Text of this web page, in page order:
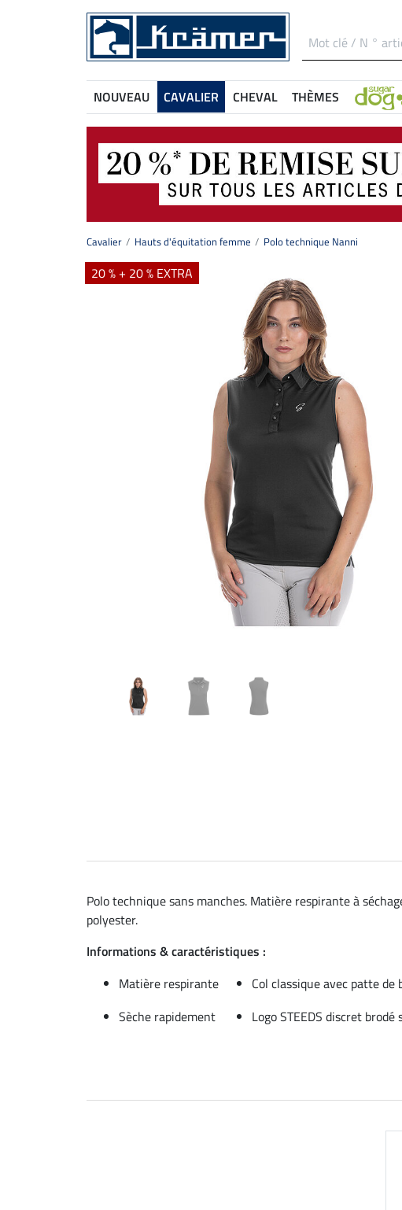
NOUVEAU CAVALIER CHEVAL THÈMES
Cavalier Hauts d'équitation femme Polo technique Nanni
20 % + 20 % EXTRA
Polo technique sans manches. Matière respirante à
polyester.
Informations & caractéristiques :
Matière respirante
Col classique avec patte de
Sèche rapidement
Logo STEEDS discret